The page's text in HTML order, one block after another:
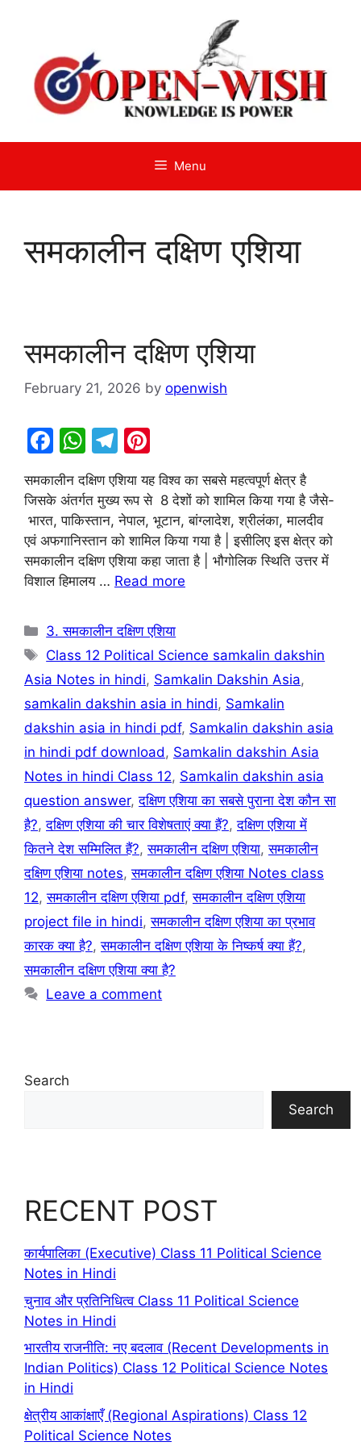
Menu
समकालीन दक्षिण एशिया
समकालीन दक्षिण एशिया
February 21, 2026 by openwish
F
a
c
e
b
o
o
k
W
h
at
s
A
p
p
T
el
e
gr
a
m
nt
er
e
st
समकालीन दक्षिण एशिया यह विश्व का सबसे महत्वपूर्ण क्षेत्र है
जिसके अंतर्गत मुख्य रूप से 8 देशों को शामिल किया गया है जैसे-
भारत, पाकिस्तान, नेपाल, भूटान, बांग्लादेश, श्रीलंका, मालदीव
एवं अफगानिस्तान को शामिल किया गया है | इसीलिए इस क्षेत्र को
समकालीन दक्षिण एशिया कहा जाता है | भौगोलिक स्थिति उत्तर में
विशाल हिमालय … Read more
Categories
3. समकालीन दक्षिण एशिया
Tags
Class 12 Political Science samkalin dakshin
Asia Notes in hindi, Samkalin Dakshin Asia,
samkalin dakshin asia in hindi, Samkalin
dakshin asia in hindi pdf, Samkalin dakshin asia
in hindi pdf download, Samkalin dakshin Asia
Notes in hindi Class 12, Samkalin dakshin asia
question answer,दक्षिण एशिया का सबसे पुराना देश कौन सा
है?,दक्षिण एशिया की चार विशेषताएं क्या हैं?,दक्षिण एशिया में
कितने देश सम्मिलित हैं?,समकालीन दक्षिण एशिया,समकालीन
दक्षिण एशिया notes,समकालीन दक्षिण एशिया Notes class
12,समकालीन दक्षिण एशिया pdf,समकालीन दक्षिण एशिया
project file in hindi,समकालीन दक्षिण एशिया का प्रभाव
कारक क्या है?,समकालीन दक्षिण एशिया के निष्कर्ष क्या हैं?,
समकालीन दक्षिण एशिया क्या है?
Leave a comment
Search
Search
RECENT POST
कार्यपालिका (Executive) Class 11 Political Science
Notes in Hindi
चुनाव और प्रतिनिधित्व Class 11 Political Science
Notes in Hindi
भारतीय राजनीति: नए बदलाव (Recent Developments in
Indian Politics) Class 12 Political Science Notes
in Hindi
क्षेत्रीय आकांक्षाएँ (Regional Aspirations) Class 12
Political Science Notes